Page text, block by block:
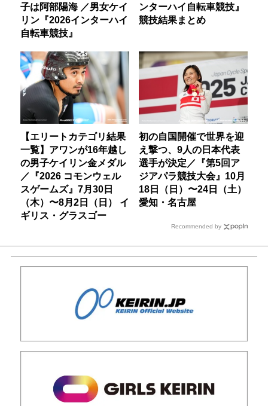
子は阿部陽海 ／男女ケイ
リン『2026インターハイ
自転車競技』
ンターハイ自転車競技』
競技結果まとめ
【エリートカテゴリ結果
一覧】アワンが16年越し
の男子ケイリン金メダル
／『2026 コモンウェル
スゲームズ』7月30日
（木）〜8月2日（日） イ
ギリス・グラスゴー
初の自国開催で世界を迎
え撃つ、9人の日本代表
選手が決定／『第5回ア
ジアパラ競技大会』10月
18日（日）〜24日（土）
愛知・名古屋
Recommended by